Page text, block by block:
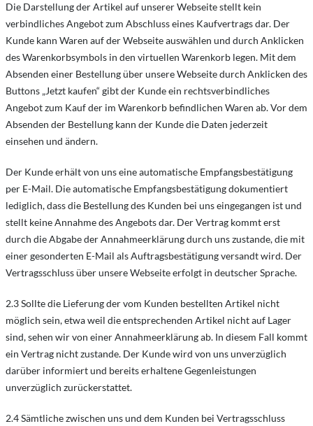
Die Darstellung der Artikel auf unserer Webseite stellt kein
verbindliches Angebot zum Abschluss eines Kaufvertrags dar. Der
Kunde kann Waren auf der Webseite auswählen und durch Anklicken
des Warenkorbsymbols in den virtuellen Warenkorb legen. Mit dem
Absenden einer Bestellung über unsere Webseite durch Anklicken des
Buttons „Jetzt kaufen“ gibt der Kunde ein rechtsverbindliches
Angebot zum Kauf der im Warenkorb befindlichen Waren ab. Vor dem
Absenden der Bestellung kann der Kunde die Daten jederzeit
einsehen und ändern.
Der Kunde erhält von uns eine automatische Empfangsbestätigung
per E-Mail. Die automatische Empfangsbestätigung dokumentiert
lediglich, dass die Bestellung des Kunden bei uns eingegangen ist und
stellt keine Annahme des Angebots dar. Der Vertrag kommt erst
durch die Abgabe der Annahmeerklärung durch uns zustande, die mit
einer gesonderten E-Mail als Auftragsbestätigung versandt wird. Der
Vertragsschluss über unsere Webseite erfolgt in deutscher Sprache.
2.3 Sollte die Lieferung der vom Kunden bestellten Artikel nicht
möglich sein, etwa weil die entsprechenden Artikel nicht auf Lager
sind, sehen wir von einer Annahmeerklärung ab. In diesem Fall kommt
ein Vertrag nicht zustande. Der Kunde wird von uns unverzüglich
darüber informiert und bereits erhaltene Gegenleistungen
unverzüglich zurückerstattet.
2.4 Sämtliche zwischen uns und dem Kunden bei Vertragsschluss